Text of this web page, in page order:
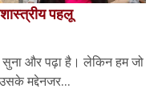
पहलू
और पढ़ा है। लेकिन हम जो
मद्देनजर...